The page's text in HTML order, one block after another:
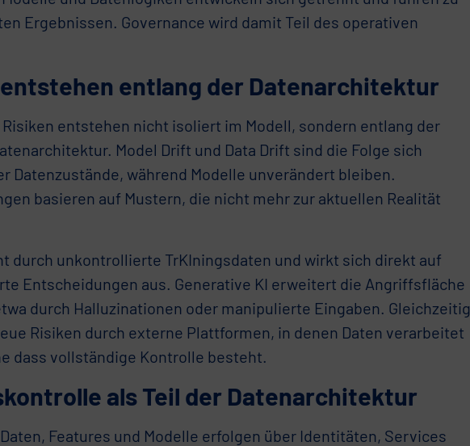
Ergebnissen. Governance wird damit Teil des operativen
entlang der Datenarchitektur
entstehen nicht isoliert im Modell, sondern entlang der
Model Drift und Data Drift sind die Folge sich
Datenzustände, während Modelle unverändert bleiben.
basieren auf Mustern, die nicht mehr zur aktuellen Realität
durch unkontrollierte TrKIningsdaten und wirkt sich direkt auf
Entscheidungen aus. Generative KI erweitert die Angriffsfläche
durch Halluzinationen oder manipulierte Eingaben. Gleichzeitig
Risiken durch externe Plattformen, in denen Daten verarbeitet
dass vollständige Kontrolle besteht.
als Teil der Datenarchitektur
Features und Modelle erfolgen über Identitäten, Services